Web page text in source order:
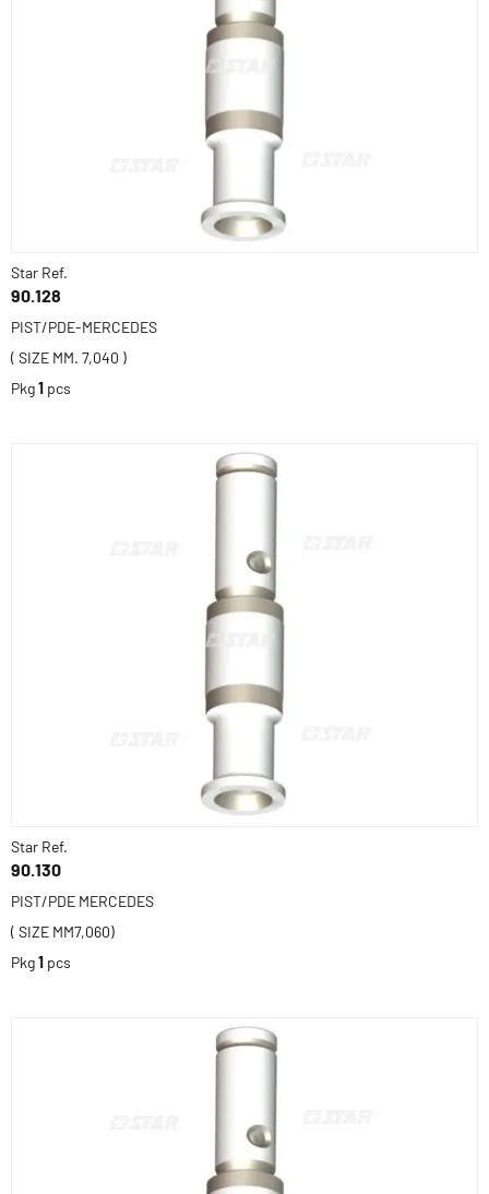
Star Ref.
90.128
PIST/PDE-MERCEDES
( SIZE MM. 7,040 )
Pkg1 pcs
Star Ref.
90.130
PIST/PDE MERCEDES
( SIZE MM7,060)
Pkg1 pcs